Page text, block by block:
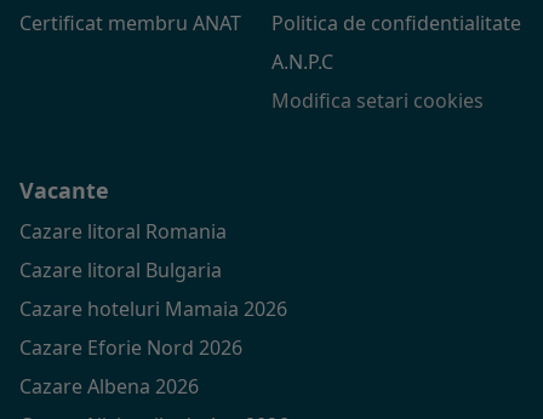
Certificat membru ANAT
Politica de confidentialitate
A.N.P.C
Modifica setari cookies
Vacante
Cazare litoral Romania
Cazare litoral Bulgaria
Cazare hoteluri Mamaia 2026
Cazare Eforie Nord 2026
Cazare Albena 2026